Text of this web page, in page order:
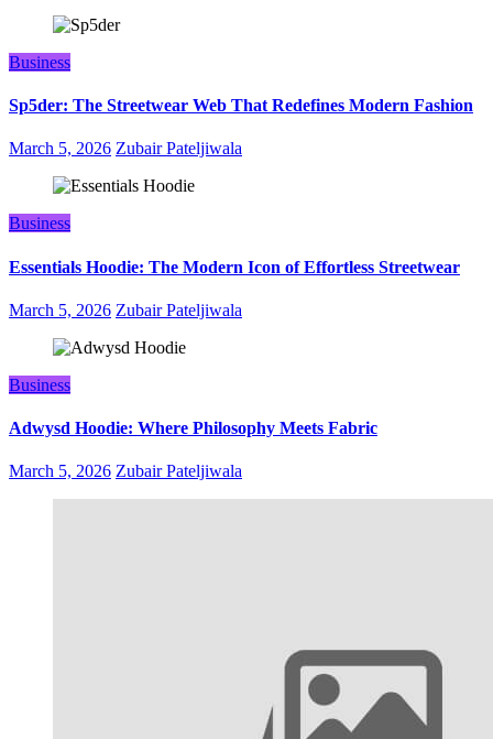
Business
Sp5der: The Streetwear Web That Redefines Modern Fashion
March 5, 2026 Zubair Pateljiwala
Business
Essentials Hoodie: The Modern Icon of Effortless Streetwear
March 5, 2026 Zubair Pateljiwala
Business
Adwysd Hoodie: Where Philosophy Meets Fabric
March 5, 2026 Zubair Pateljiwala